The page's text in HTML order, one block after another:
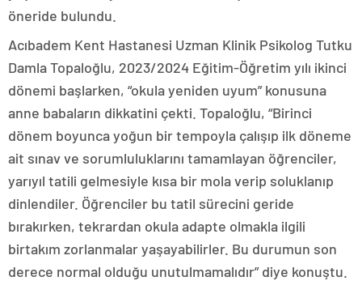
öneride bulundu.
Acıbadem Kent Hastanesi Uzman Klinik Psikolog Tutku
Damla Topaloğlu, 2023/2024 Eğitim-Öğretim yılı ikinci
dönemi başlarken, “okula yeniden uyum” konusuna
anne babaların dikkatini çekti. Topaloğlu, “Birinci
dönem boyunca yoğun bir tempoyla çalışıp ilk döneme
ait sınav ve sorumluluklarını tamamlayan öğrenciler,
yarıyıl tatili gelmesiyle kısa bir mola verip soluklanıp
dinlendiler. Öğrenciler bu tatil sürecini geride
bırakırken, tekrardan okula adapte olmakla ilgili
birtakım zorlanmalar yaşayabilirler. Bu durumun son
derece normal olduğu unutulmamalıdır” diye konuştu.